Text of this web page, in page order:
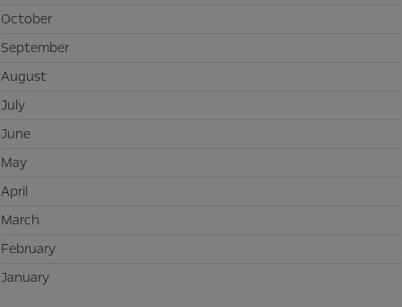
October
September
August
July
June
May
April
March
February
January